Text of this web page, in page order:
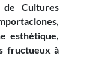
Cultures
esthétique,
fructueux à